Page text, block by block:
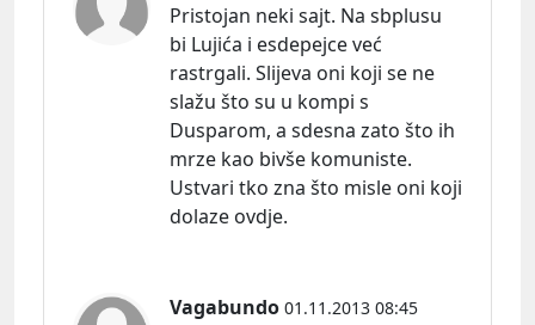
Pristojan neki sajt. Na sbplusu
bi Lujića i esdepejce već
rastrgali. Slijeva oni koji se ne
slažu što su u kompi s
Dusparom, a sdesna zato što ih
mrze kao bivše komuniste.
Ustvari tko zna što misle oni koji
dolaze ovdje.
Vagabundo 01.11.2013 08:45